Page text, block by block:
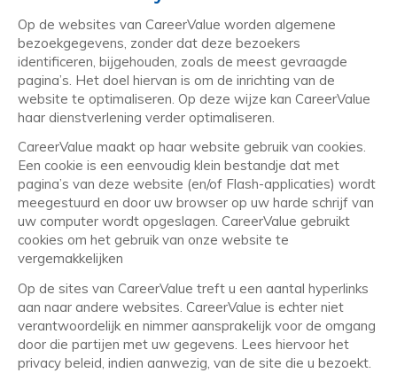
Op de websites van CareerValue worden algemene
bezoekgegevens, zonder dat deze bezoekers
identificeren, bijgehouden, zoals de meest gevraagde
pagina’s. Het doel hiervan is om de inrichting van de
website te optimaliseren. Op deze wijze kan CareerValue
haar dienstverlening verder optimaliseren.
CareerValue maakt op haar website gebruik van cookies.
Een cookie is een eenvoudig klein bestandje dat met
pagina’s van deze website (en/of Flash-applicaties) wordt
meegestuurd en door uw browser op uw harde schrijf van
uw computer wordt opgeslagen. CareerValue gebruikt
cookies om het gebruik van onze website te
vergemakkelijken
Op de sites van CareerValue treft u een aantal hyperlinks
aan naar andere websites. CareerValue is echter niet
verantwoordelijk en nimmer aansprakelijk voor de omgang
door die partijen met uw gegevens. Lees hiervoor het
privacy beleid, indien aanwezig, van de site die u bezoekt.